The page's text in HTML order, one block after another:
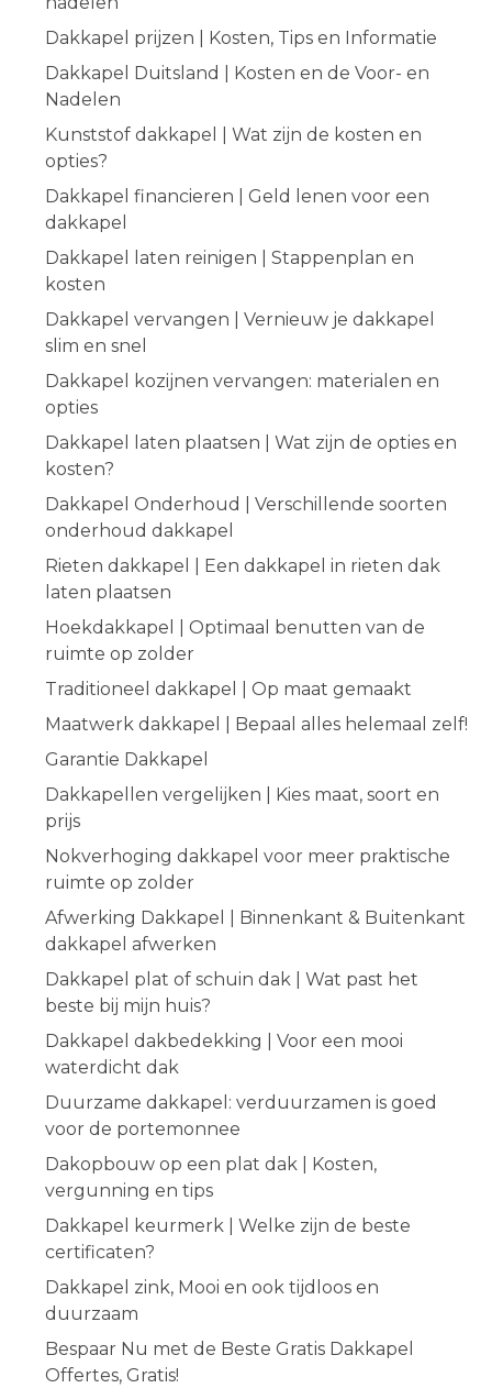
Dakkapel prijzen | Kosten, Tips en Informatie
Dakkapel Duitsland | Kosten en de Voor- en
Nadelen
Kunststof dakkapel | Wat zijn de kosten en
opties?
Dakkapel financieren | Geld lenen voor een
dakkapel
Dakkapel laten reinigen | Stappenplan en
kosten
Dakkapel vervangen | Vernieuw je dakkapel
slim en snel
Dakkapel kozijnen vervangen: materialen en
opties
Dakkapel laten plaatsen | Wat zijn de opties en
kosten?
Dakkapel Onderhoud | Verschillende soorten
onderhoud dakkapel
Rieten dakkapel | Een dakkapel in rieten dak
laten plaatsen
Hoekdakkapel | Optimaal benutten van de
ruimte op zolder
Traditioneel dakkapel | Op maat gemaakt
Maatwerk dakkapel | Bepaal alles helemaal zelf!
Garantie Dakkapel
Dakkapellen vergelijken | Kies maat, soort en
prijs
Nokverhoging dakkapel voor meer praktische
ruimte op zolder
Afwerking Dakkapel | Binnenkant & Buitenkant
dakkapel afwerken
Dakkapel plat of schuin dak | Wat past het
beste bij mijn huis?
Dakkapel dakbedekking | Voor een mooi
waterdicht dak
Duurzame dakkapel: verduurzamen is goed
voor de portemonnee
Dakopbouw op een plat dak | Kosten,
vergunning en tips
Dakkapel keurmerk | Welke zijn de beste
certificaten?
Dakkapel zink, Mooi en ook tijdloos en
duurzaam
Bespaar Nu met de Beste Gratis Dakkapel
Offertes, Gratis!